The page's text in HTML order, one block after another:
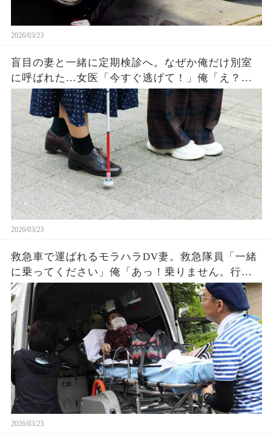
2026/03/23
盲目の妻と一緒に定期検診へ。なぜか俺だけ別室
に呼ばれた…女医「今すぐ逃げて！」俺「え？」
真実を知った俺は血の気が引いて…
2026/03/23
救急車で運ばれるモラハラDV妻。救急隊員「一緒
に乗ってください」俺「あっ！乗りません。行っ
てください」サラッと拒否して出て行った結果
2026/03/23